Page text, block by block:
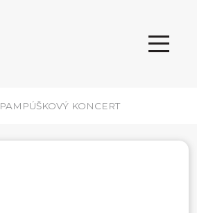
PAMPÚŠKOVÝ KONCERT